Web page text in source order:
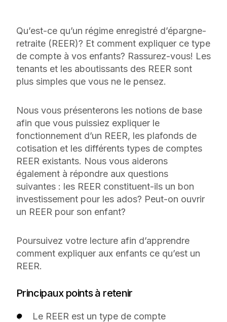
Qu’est-ce qu’un régime enregistré d’épargne-
retraite (REER)? Et comment expliquer ce type
de compte à vos enfants? Rassurez-vous! Les
tenants et les aboutissants des REER sont
plus simples que vous ne le pensez.
Nous vous présenterons les notions de base
afin que vous puissiez expliquer le
fonctionnement d’un REER, les plafonds de
cotisation et les différents types de comptes
REER existants. Nous vous aiderons
également à répondre aux questions
suivantes : les REER constituent-ils un bon
investissement pour les ados? Peut-on ouvrir
un REER pour son enfant?
Poursuivez votre lecture afin d’apprendre
comment expliquer aux enfants ce qu’est un
REER.
Principaux points à retenir
Le REER est un type de compte